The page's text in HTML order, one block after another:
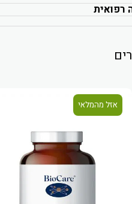
רפואית
אזל מהמלאי